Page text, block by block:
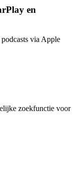
en
via Apple
zoekfunctie voor